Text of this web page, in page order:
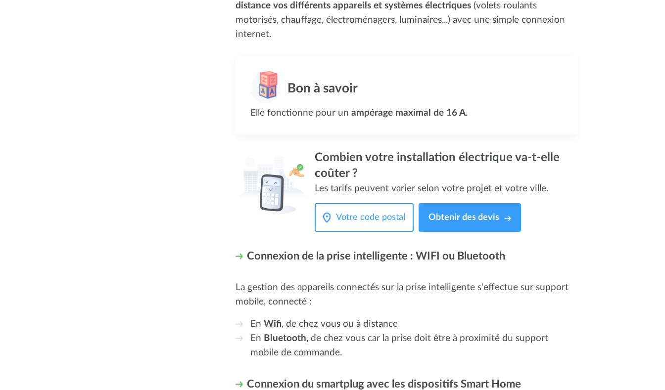
distance vos différents appareils et systèmes électriques (volets roulants
motorisés, chauffage, électroménagers, luminaires...) avec une simple connexion
internet.
Elle fonctionne pour un ampérage maximal de 16 A.
Combien votre installation électrique va-t-elle
coûter ?
Les tarifs peuvent varier selon votre projet et votre ville.
Obtenir des devis
Connexion de la prise intelligente : WIFI ou Bluetooth
La gestion des appareils connectés sur la prise intelligente s'effectue sur support
mobile, connecté :
En Wifi, de chez vous ou à distance
En Bluetooth, de chez vous car la prise doit être à proximité du support
mobile de commande.
Connexion du smartplug avec les dispositifs Smart Home